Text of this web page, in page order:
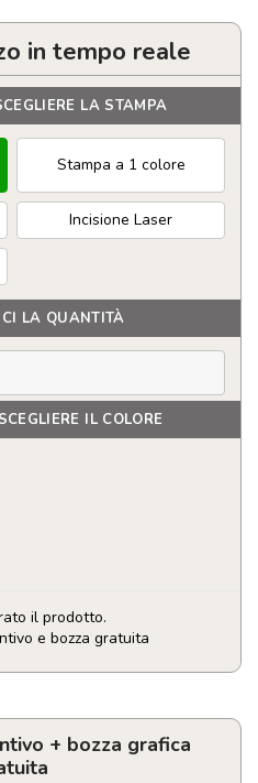
in tempo reale
LA STAMPA
Stampa a 1 colore
Incisione Laser
LA QUANTITÀ
IL COLORE
il prodotto.
e bozza gratuita
+ bozza grafica